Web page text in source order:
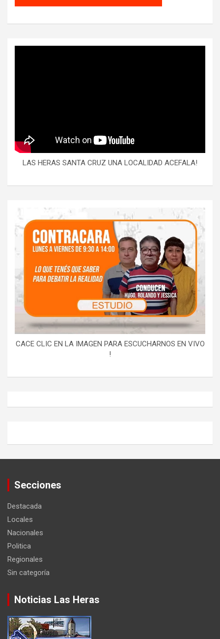
LAS HERAS SANTA CRUZ UNA LOCALIDAD ACEFALA!
CACE CLIC EN LA IMAGEN PARA ESCUCHARNOS EN VIVO
!
Secciones
Destacada
Locales
Nacionales
Politica
Regionales
Sin categoría
Noticias Las Heras